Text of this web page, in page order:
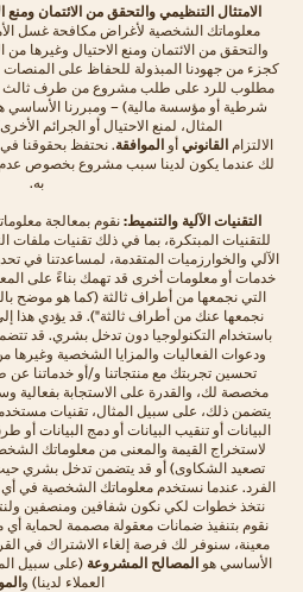
الامتثال التنظيمي والتحقق من الائتمان
معلوماتك الشخصية لأغراض مكافحة غسل
والتحقق من الائتمان ومنع الاحتيال وغيرها من
كجزء من جهودنا المبذولة للحفاظ على المنصات
مطلوب للرد على طلب مشروع من طرف ثالث
شرطية أو مؤسسة مالية) – ومبررنا الأساسي
المثال، لمنع الاحتيال أو الجرائم
الالتزام القانونيأو الموافقة. نحتفظ بحقوقنا
لك عندما يكون لدينا سبب مشروع بخصوص عدم
به.
التقنيات الآلية والتنميط:نقوم بمعالجة
للتقنيات المبتكرة، بما في ذلك تقنيات ملفات
الآلي والخوارزميات المتقدمة، لمساعدتنا في
خدمات أو معلومات أخرى قد تهمك بناءً على
التي نجمعها من أطراف ثالثة (كما هو موضح
نجمعها عنك من أطراف ثالثة"). قد يؤدي هذا
باستخدام التكنولوجيا دون تدخل بشري. قد
ودعوات الفعاليات والمزايا الشخصية
تحسين تجربتك مع منتجاتنا و/أو خدماتنا
مخصصة لك، والقدرة على الاستجابة بفعالية
يتضمن ذلك، على سبيل المثال، تقنيات
البيانات أو تنقيب البيانات أو دمج البيانات أو
لاستخراج القيمة والمعنى من معلوماتك
تصعيد الشكاوى) أو قد يتضمن تدخل بشري حيث
الفرد. عندما نستخدم معلوماتك الشخصية في أي
نتخذ خطوات لكي نكون شفافين ومنصفين
نقوم بتنفيذ ضمانات معقولة مصممة لحماية
معينة، سنوفر لك فرصة إلغاء الاشتراك في
الأساسي هوالمصالح المشروعة (على سبيل
العملاء لدينا) و